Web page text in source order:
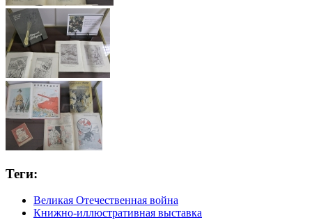
Теги:
Великая Отечественная война
Книжно-иллюстративная выставка